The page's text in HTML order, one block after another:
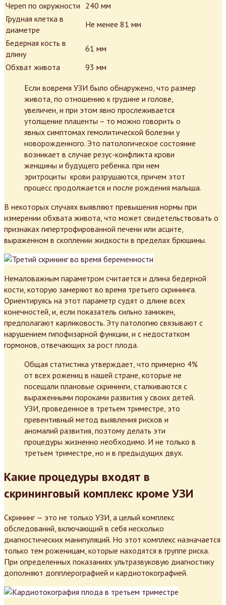
Череп по окружности 240 мм
Грудная клетка в
диаметре
Не менее 81 мм
Бедерная кость в
длину
61 мм
Обхват живота
93 мм
Если вовремя УЗИ было обнаружено, что размер
живота, по отношению к грудине и голове,
увеличен, и при этом явно прослеживается
утолщение плаценты – то можно говорить о
явных симптомах гемолитической болезни у
новорожденного. Это патологическое состояние
возникает в случае резус-конфликта крови
женщины и будущего ребенка. при нем
эритроциты крови разрушаются, причем этот
процесс продолжается и после рождения малыша.
В некоторых случаях выявляют превышения нормы при
измерении обхвата живота, что может свидетельствовать о
признаках гипертрофированной печени или асците,
выраженном в скоплении жидкости в пределах брюшины.
Немаловажным параметром считается и длина бедерной
кости, которую замеряют во время третьего скрининга.
Ориентируясь на этот параметр судят о длине всех
конечностей, и, если показатель сильно занижен,
предполагают карликовость. Эту патологию связывают с
нарушением гипофизарной функции, и с недостатком
гормонов, отвечающих за рост плода.
Общая статистика утверждает, что примерно 4%
от всех рожениц в нашей стране, которые не
посещали плановые скрининги, сталкиваются с
выраженными пороками развития у своих детей.
УЗИ, проведенное в третьем триместре, это
превентивный метод выявления рисков и
аномалий развития, поэтому делать эти
процедуры жизненно необходимо. И не только в
третьем триместре, но и в предыдущих двух.
Какие процедуры входят в
скрининговый комплекс кроме УЗИ
Скрининг — это не только УЗИ, а целый комплекс
обследований, включающий в себя несколько
диагностических манипуляций. Но этот комплекс назначается
только тем роженицам, которые находятся в группе риска.
При определенных показаниях ультразвуковую диагностику
дополняют допплерографией и кардиотокографией.